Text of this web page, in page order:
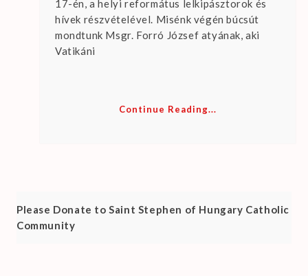
17-én, a helyi református lelkipásztorok és
hívek részvételével. Misénk végén búcsút
mondtunk Msgr. Forró József atyának, aki
Vatikáni
Continue Reading...
Please Donate to Saint Stephen of Hungary Catholic
Community